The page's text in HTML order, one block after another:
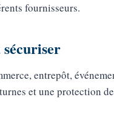
fournisseurs.
entrepôt,
et une protection